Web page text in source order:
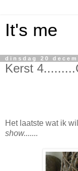
It's me
dinsdag 20
Kerst
Het laatste wat ik
show.......